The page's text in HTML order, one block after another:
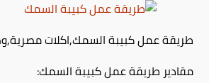
طريقة عمل كبيبة السمك,اكلات
مقادير طريقة عمل كبيبة السمك: